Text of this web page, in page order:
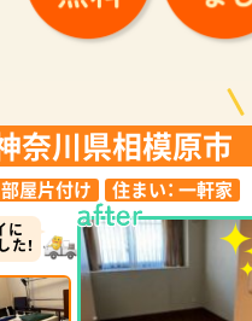
奈川県相模原市
部屋片付け 住まい： 一軒家
に
た！